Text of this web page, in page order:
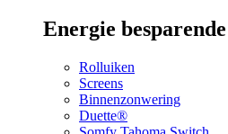
Energie
Rolluiken
Screens
Binnenzonwering
Duette®